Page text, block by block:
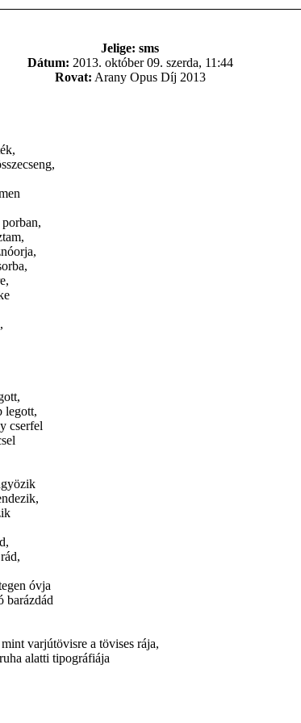
Jelige: sms
Dátum: 2013. október 09. szerda, 11:44
Rovat: Arany Opus Díj 2013
legott,
cserfel
óvja
barázdád
varjútövisre a tövises rája,
alatti tipográfiája